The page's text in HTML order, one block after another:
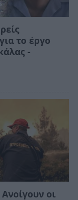
το έργο
-
οι